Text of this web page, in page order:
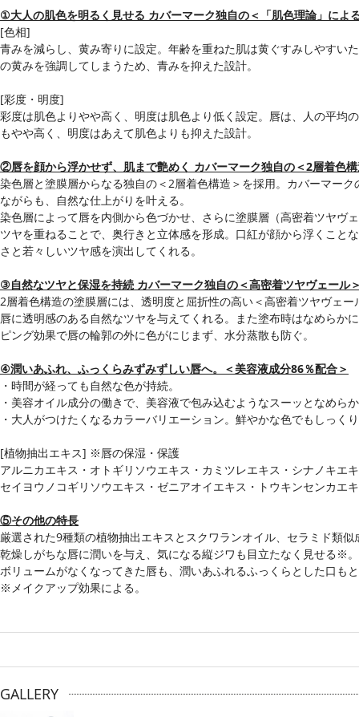
①大人の肌色を明るく見せる カバーマーク独自の＜「肌色理論」によ
[色相]
青みを減らし、黄み寄りに設定。年齢を重ねた肌は黄ぐすみしやすい
の黄みを強調してしまうため、青みを抑えた設計。
[彩度・明度]
彩度は肌色よりやや高く、明度は肌色より低く設定。唇は、人の平均
もやや高く、明度はあえて肌色よりも抑えた設計。
②唇を顔から浮かせず、肌まで艶めく カバーマーク独自の＜2層着色
染色層と塗膜層からなる独自の＜2層着色構造＞を採用。カバーマー
ながらも、自然な仕上がりを叶える。
染色層によって唇を内側から色づかせ、さらに塗膜層（高密着ツヤヴ
ツヤを重ねることで、奥行きと立体感を形成。口紅が顔から浮くこと
さと若々しいツヤ感を演出してくれる。
③自然なツヤと保湿を持続 カバーマーク独自の＜高密着ツヤヴェール
2層着色構造の塗膜層には、透明度と屈折性の高い＜高密着ツヤヴェー
唇に透明感のある自然なツヤを与えてくれる。また塗布時はなめらか
ピング効果で唇の輪郭の外に色がにじまず、水分蒸散も防ぐ。
④潤いあふれ、ふっくらみずみずしい唇へ。＜美容液成分86％配合＞
・時間が経っても自然な色が持続。
・美容オイル成分の働きで、美容液で包み込むようなスーッとなめら
・大人がつけたくなるカラーバリエーション。鮮やかな色でもしっく
[植物抽出エキス] ※唇の保湿・保護
アルニカエキス・オトギリソウエキス・カミツレエキス・シナノキエ
セイヨウノコギリソウエキス・ゼニアオイエキス・トウキンセンカエ
⑤その他の特長
厳選された9種類の植物抽出エキスとスクワランオイル、セラミド類
乾燥しがちな唇に潤いを与え、気になる縦ジワも目立たなく見せる※。
ボリュームがなくなってきた唇も、潤いあふれるふっくらとした口も
※メイクアップ効果による。
GALLERY